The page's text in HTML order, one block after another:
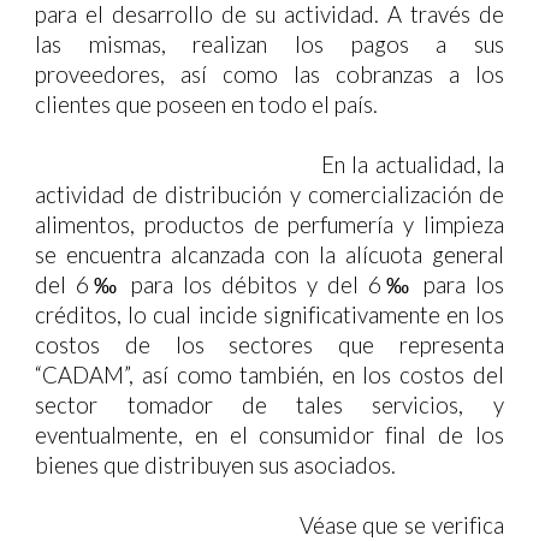
para el desarrollo de su actividad. A través de
las mismas, realizan los pagos a sus
proveedores, así como las cobranzas a los
clientes que poseen en todo el país.
En la actualidad, la
actividad de distribución y comercialización de
alimentos, productos de perfumería y limpieza
se encuentra alcanzada con la alícuota general
del 6‰ para los débitos y del 6‰ para los
créditos, lo cual incide significativamente en los
costos de los sectores que representa
“CADAM”, así como también, en los costos del
sector tomador de tales servicios, y
eventualmente, en el consumidor final de los
bienes que distribuyen sus asociados.
Véase que se verifica